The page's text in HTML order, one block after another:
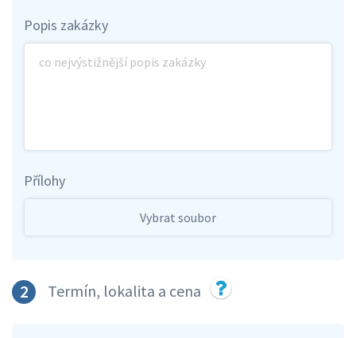
Popis zakázky
Přílohy
Vybrat soubor
2 Termín, lokalita a cena